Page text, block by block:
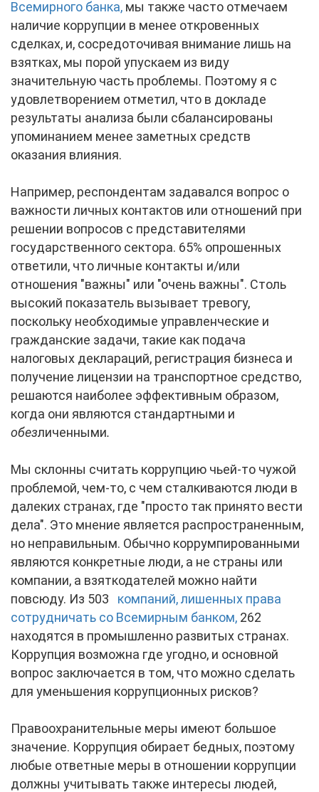
Всемирного банка, мы также часто отмечаем
наличие коррупции в менее откровенных
сделках, и, сосредоточивая внимание лишь на
взятках, мы порой упускаем из виду
значительную часть проблемы. Поэтому я с
удовлетворением отметил, что в докладе
результаты анализа были сбалансированы
упоминанием менее заметных средств
оказания влияния.
Например, респондентам задавался вопрос о
важности личных контактов или отношений при
решении вопросов с представителями
государственного сектора. 65% опрошенных
ответили, что личные контакты и/или
отношения "важны" или "очень важны". Столь
высокий показатель вызывает тревогу,
поскольку необходимые управленческие и
гражданские задачи, такие как подача
налоговых деклараций, регистрация бизнеса и
получение лицензии на транспортное средство,
решаются наиболее эффективным образом,
когда они являются стандартными и
обезличенными.
Мы склонны считать коррупцию чьей-то чужой
проблемой, чем-то, с чем сталкиваются люди в
далеких странах, где "просто так принято вести
дела". Это мнение является распространенным,
но неправильным. Обычно коррумпированными
являются конкретные люди, а не страны или
компании, а взяткодателей можно найти
повсюду. Из 503 компаний, лишенных права
сотрудничать со Всемирным банком, 262
находятся в промышленно развитых странах.
Коррупция возможна где угодно, и основной
вопрос заключается в том, что можно сделать
для уменьшения коррупционных рисков?
Правоохранительные меры имеют большое
значение. Коррупция обирает бедных, поэтому
любые ответные меры в отношении коррупции
должны учитывать также интересы людей,